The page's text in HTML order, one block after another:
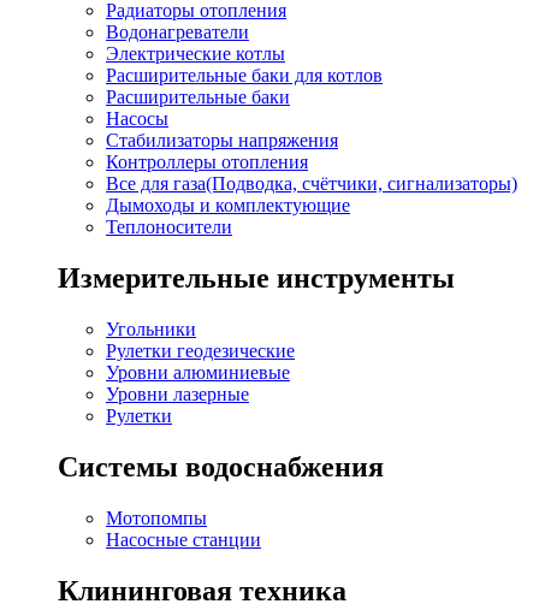
Радиаторы отопления
Водонагреватели
Электрические котлы
Расширительные баки для котлов
Расширительные баки
Насосы
Стабилизаторы напряжения
Контроллеры отопления
Все для газа(Подводка, счётчики, сигнализаторы)
Дымоходы и комплектующие
Теплоносители
Измерительные инструменты
Угольники
Рулетки геодезические
Уровни алюминиевые
Уровни лазерные
Рулетки
Системы водоснабжения
Мотопомпы
Насосные станции
Клининговая техника